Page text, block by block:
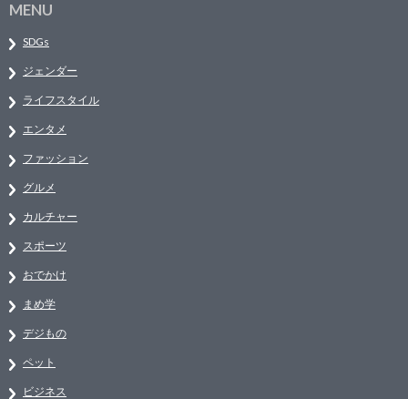
MENU
SDGs
ジェンダー
ライフスタイル
エンタメ
ファッション
グルメ
カルチャー
スポーツ
おでかけ
まめ学
デジもの
ペット
ビジネス